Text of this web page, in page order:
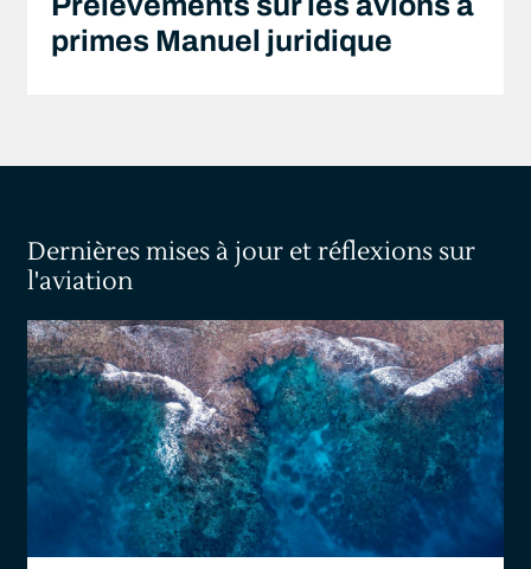
primes Manuel juridique
Dernières mises à jour et réflexions sur
l'aviation